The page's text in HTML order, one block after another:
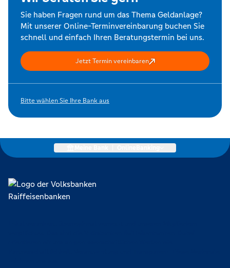
Sie haben Fragen rund um das Thema Geldanlage?
Mit unserer Online-Terminvereinbarung buchen Sie
schnell und einfach Ihren Beratungstermin bei uns.
Jetzt Termin vereinbaren
Bitte wählen Sie Ihre Bank aus